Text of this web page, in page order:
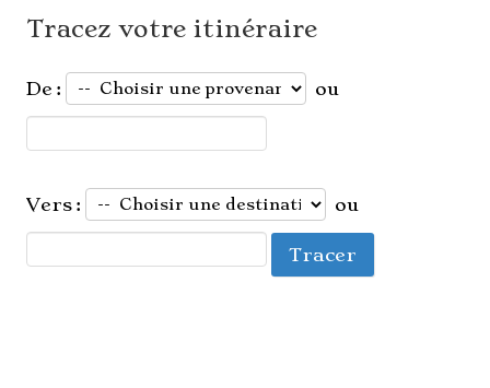
Tracez votre itinéraire
De : ou
Vers : ou